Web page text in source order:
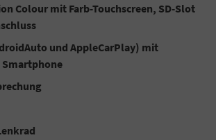
Colour mit Farb-Touchscreen, SD-Slot
und AppleCarPlay) mit